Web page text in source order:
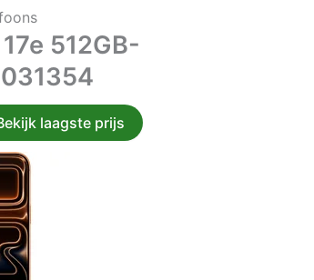
512GB-
laagste prijs